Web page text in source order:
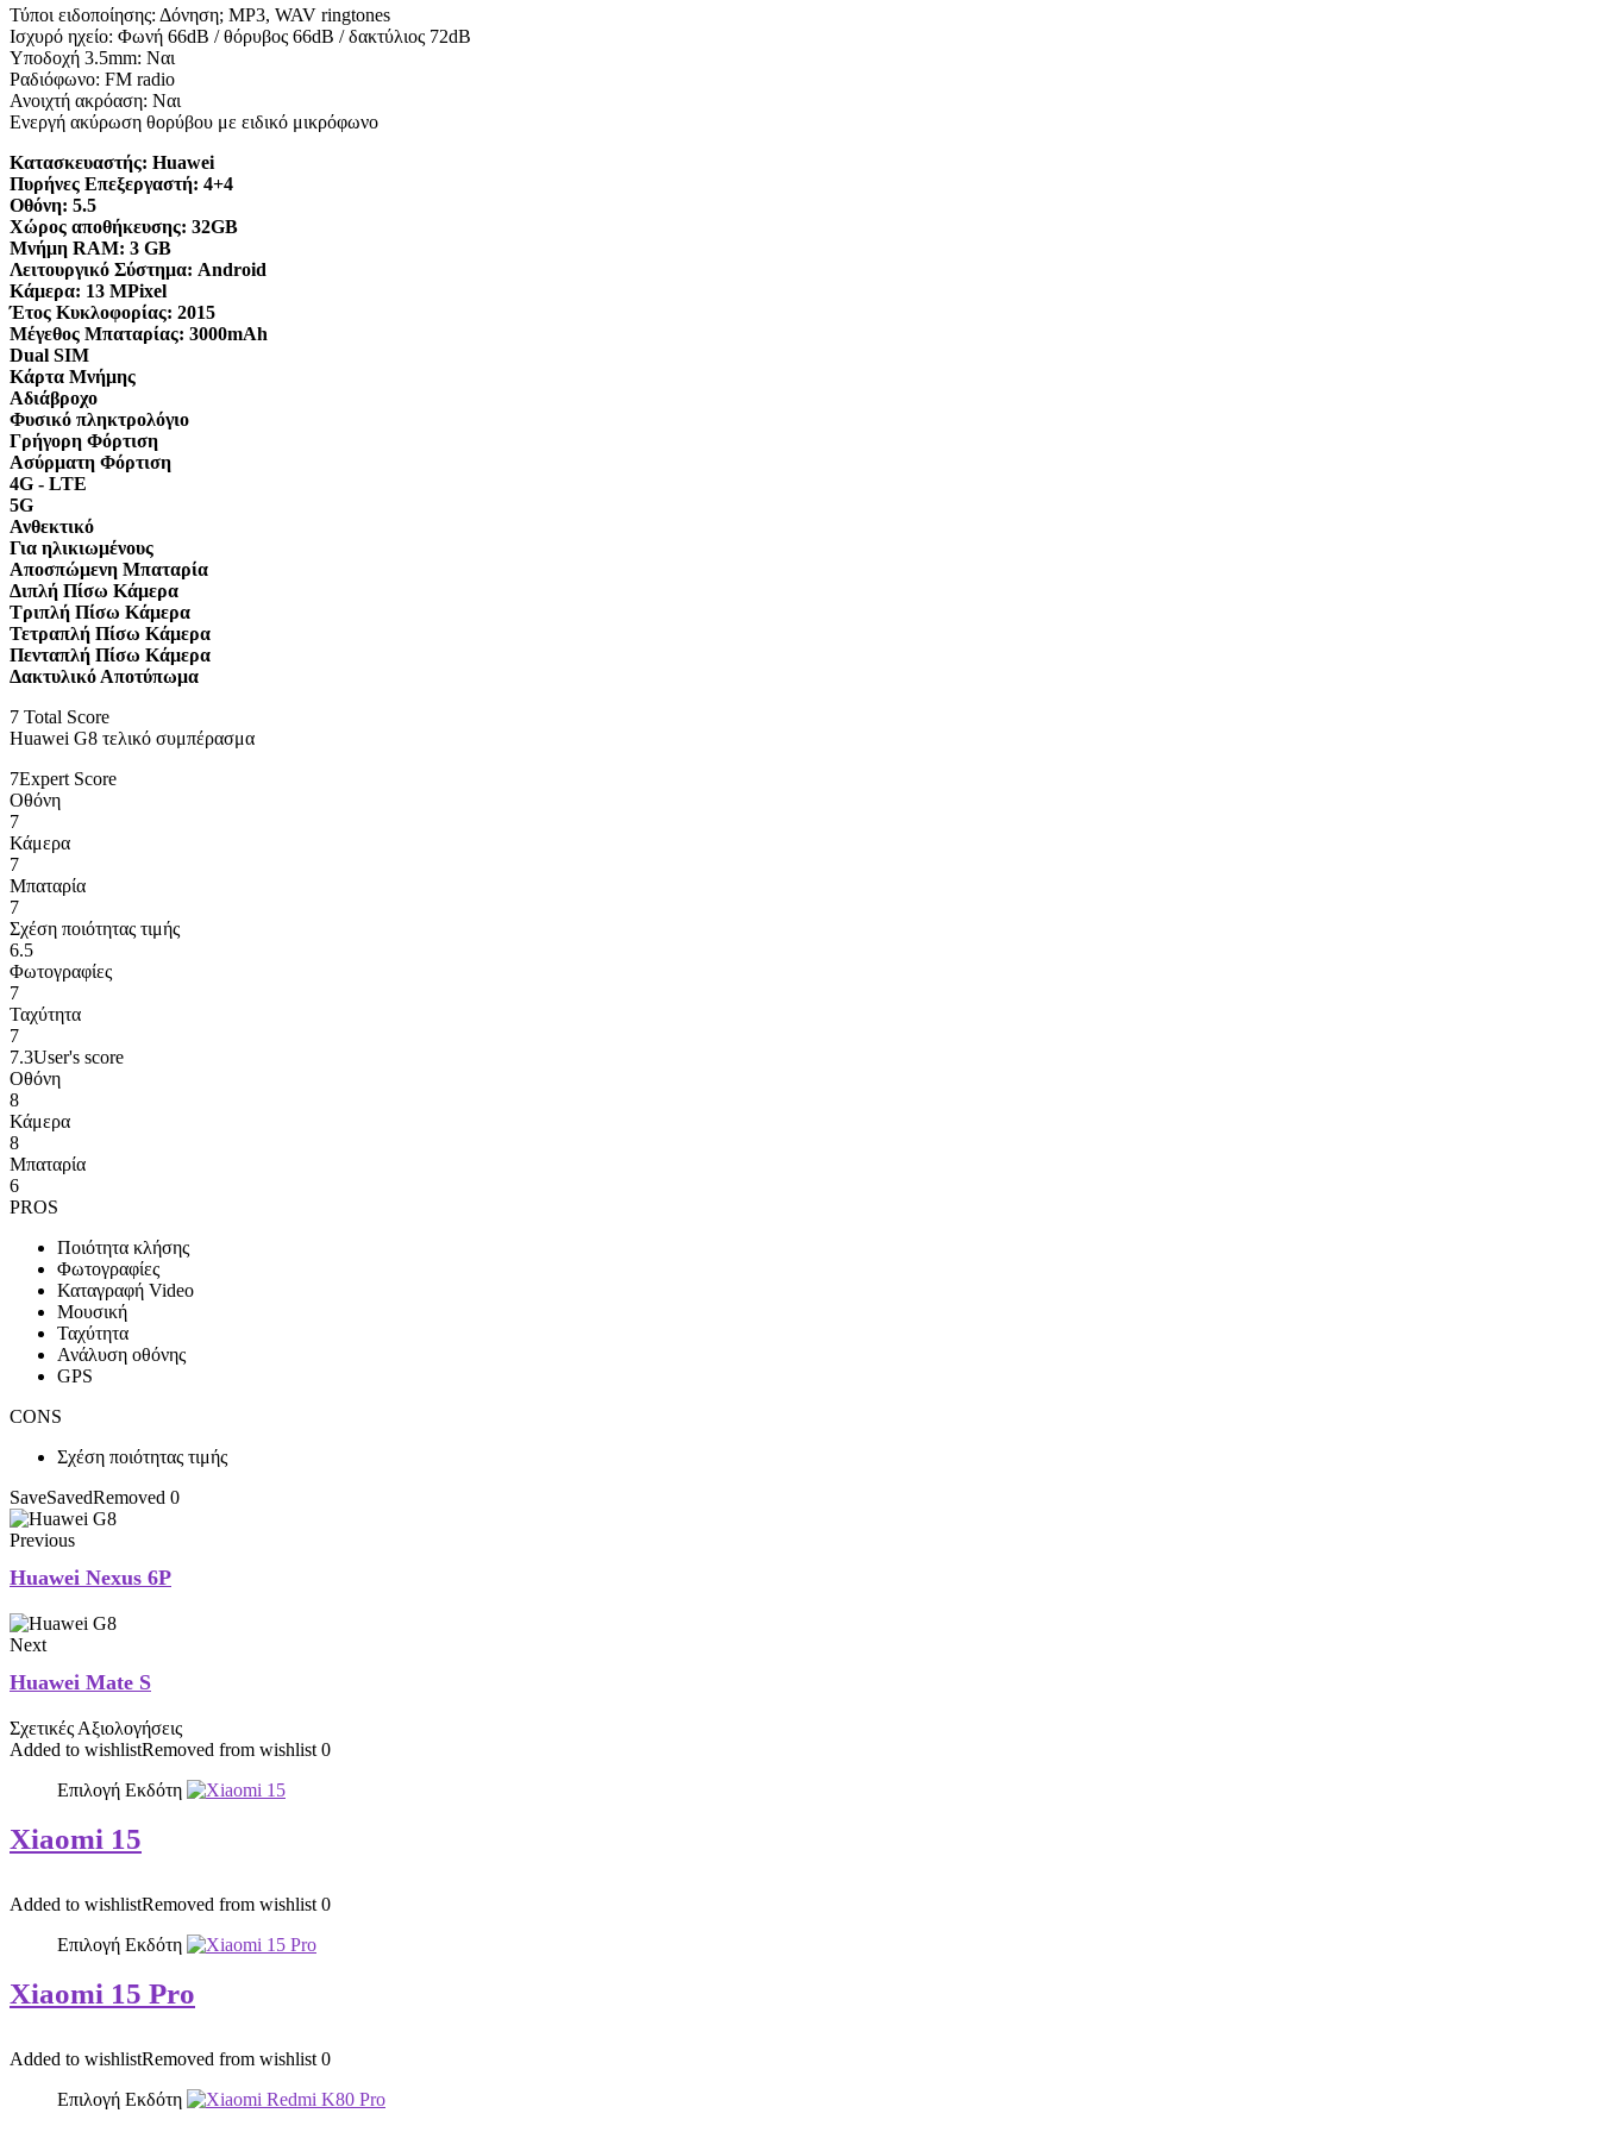
Τύποι ειδοποίησης: Δόνηση; MP3, WAV ringtones
Ισχυρό ηχείο: Φωνή 66dB / θόρυβος 66dB / δακτύλιος 72dB
Υποδοχή 3.5mm: Ναι
Ραδιόφωνο: FM radio
Ανοιχτή ακρόαση: Ναι
Ενεργή ακύρωση θορύβου με ειδικό μικρόφωνο
Κατασκευαστής: Huawei
Πυρήνες Επεξεργαστή: 4+4
Οθόνη: 5.5
Χώρος αποθήκευσης: 32GB
Μνήμη RAM: 3 GB
Λειτουργικό Σύστημα: Android
Κάμερα: 13 MPixel
Έτος Κυκλοφορίας: 2015
Μέγεθος Μπαταρίας: 3000mAh
Dual SIM
Κάρτα Μνήμης
Αδιάβροχο
Φυσικό πληκτρολόγιο
Γρήγορη Φόρτιση
Ασύρματη Φόρτιση
4G - LTE
5G
Ανθεκτικό
Για ηλικιωμένους
Αποσπώμενη Μπαταρία
Διπλή Πίσω Κάμερα
Τριπλή Πίσω Κάμερα
Τετραπλή Πίσω Κάμερα
Πενταπλή Πίσω Κάμερα
Δακτυλικό Αποτύπωμα
7 Total Score
Huawei G8 τελικό συμπέρασμα
7Expert Score
Οθόνη
7
Κάμερα
7
Μπαταρία
7
Σχέση ποιότητας τιμής
6.5
Φωτογραφίες
7
Ταχύτητα
7
7.3User's score
Οθόνη
8
Κάμερα
8
Μπαταρία
6
PROS
Ποιότητα κλήσης
Φωτογραφίες
Καταγραφή Video
Μουσική
Ταχύτητα
Ανάλυση οθόνης
GPS
CONS
Σχέση ποιότητας τιμής
SaveSavedRemoved 0
Previous
Huawei Nexus 6P
Next
Huawei Mate S
Σχετικές Αξιολογήσεις
Added to wishlistRemoved from wishlist 0
Επιλογή Εκδότη
Xiaomi 15
Added to wishlistRemoved from wishlist 0
Επιλογή Εκδότη
Xiaomi 15 Pro
Added to wishlistRemoved from wishlist 0
Επιλογή Εκδότη